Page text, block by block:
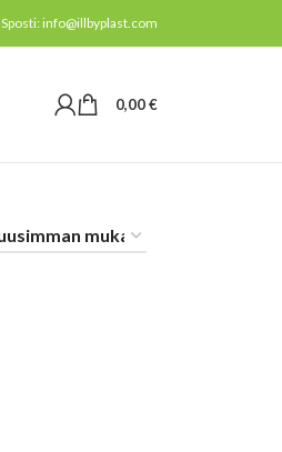
Sposti: info@illbyplast.com
0,00€